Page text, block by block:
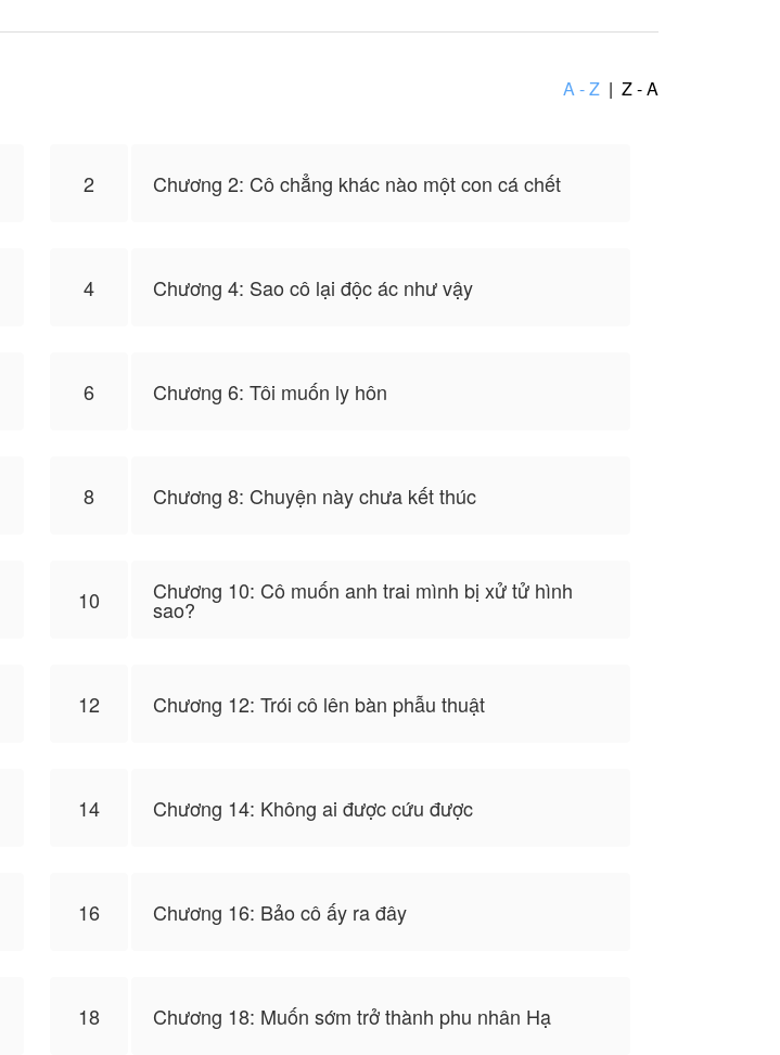
A - Z | Z - A
2 Chương 2: Cô chẳng khác nào một con cá chết
4 Chương 4: Sao cô lại độc ác như vậy
6 Chương 6: Tôi muốn ly hôn
8 Chương 8: Chuyện này chưa kết thúc
10 Chương 10: Cô muốn anh trai mình bị xử tử hình
sao?
12 Chương 12: Trói cô lên bàn phẫu thuật
14 Chương 14: Không ai được cứu được
16 Chương 16: Bảo cô ấy ra đây
18 Chương 18: Muốn sớm trở thành phu nhân Hạ